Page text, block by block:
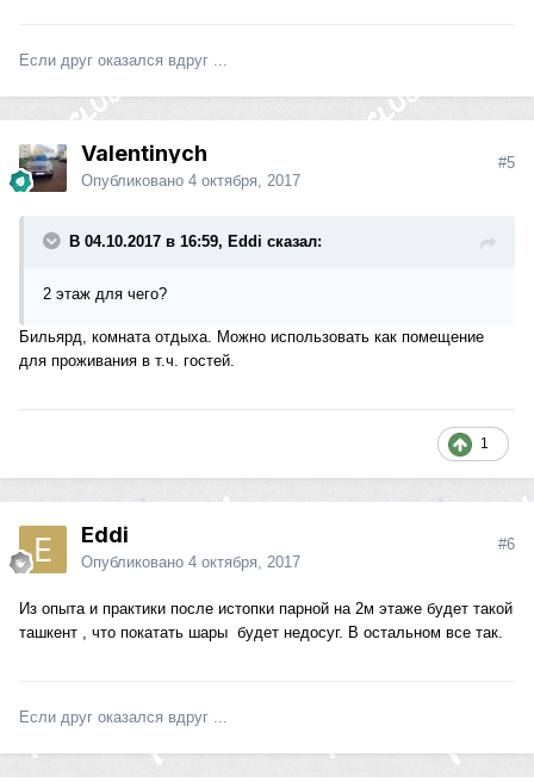
Если друг оказался вдруг ...
Valentinych
Опубликовано 4 октября, 2017
#5
В 04.10.2017 в 16:59, Eddi сказал:
2 этаж для чего?
Бильярд, комната отдыха. Можно использовать как помещение
для проживания в т.ч. гостей.
1
Eddi
Опубликовано 4 октября, 2017
#6
Из опыта и практики после истопки парной на 2м этаже будет такой
ташкент , что покатать шары будет недосуг. В остальном все так.
Если друг оказался вдруг ...